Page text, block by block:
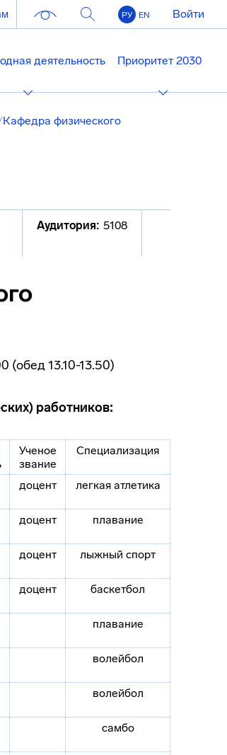
РУ EN Войти
деятельность Приоритет 2030
Кафедра физического
Аудитория: 5108
(обед 13.10-13.50)
работников:
Ученое
звание
Специализация
доцент легкая атлетика
доцент плавание
доцент лыжный спорт
доцент баскетбол
плавание
волейбол
волейбол
самбо